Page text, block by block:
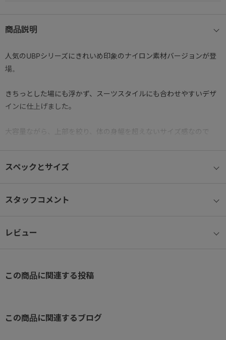
商品説明
人気のUBPシリーズにきれいめ印象のナイロン素材バージョンが登
場。
きちっとした場にも浮かず、スーツスタイルにも合わせやすいデザ
インに仕上げました。
大容量ながら、上部を絞り、体の身幅を超えないサイズ感なので
背面気室へはPC収納スペースを確保。
名刺入れにもちょどいいサイズで、ペン差しも搭載のため外出先で
スペックとサイズ
スタッフコメント
レビュー
この商品に関連する投稿
この商品に関連するブログ